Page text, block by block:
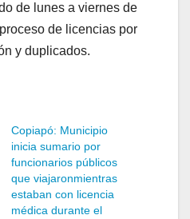
de lunes a viernes de
de licencias por
y duplicados.
Copiapó: Municipio
inicia sumario por
funcionarios públicos
que viajaronmientras
estaban con licencia
médica durante el